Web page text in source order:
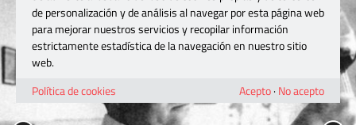
de personalización y de análisis al navegar por esta página web
para mejorar nuestros servicios y recopilar información
estrictamente estadística de la navegación en nuestro sitio
web.
Política de cookies
Acepto· No acepto